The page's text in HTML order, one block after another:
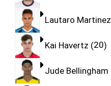
Lautaro Martinez
Kai Havertz 20
Jude Bellingham